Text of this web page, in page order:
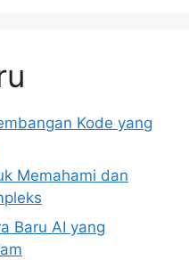
Kode yang
Memahami dan
Baru AI yang